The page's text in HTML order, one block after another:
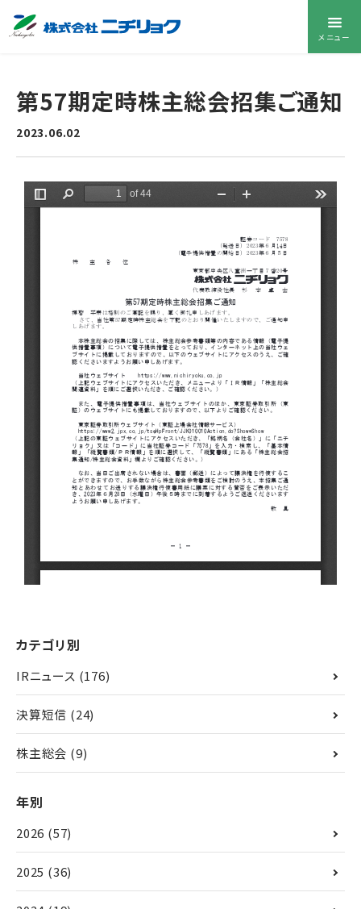
メニュー
第57期定時株主総会招集ご通知
2023.06.02
カテゴリ別
IRニュース (176)
決算短信 (24)
株主総会 (9)
年別
2026 (57)
2025 (36)